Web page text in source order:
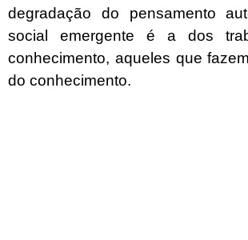
degradação do pensamento
social emergente é a dos
conhecimento, aqueles que
do conhecimento.